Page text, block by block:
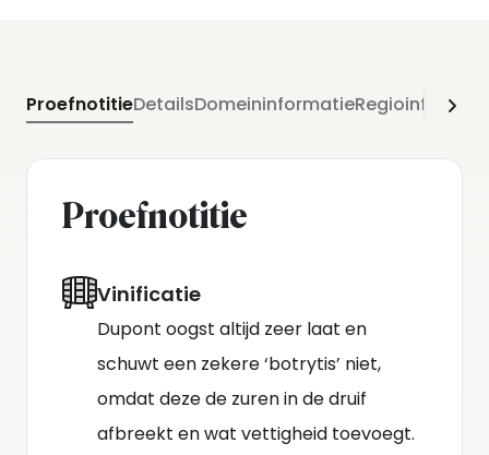
ProefnotitieDetailsDomeininformatie
Proefnotitie
Vinificatie
Dupont oogst altijd zeer laat en
schuwt een zekere ‘botrytis’ niet,
omdat deze de zuren in de druif
afbreekt en wat vettigheid toevoegt.